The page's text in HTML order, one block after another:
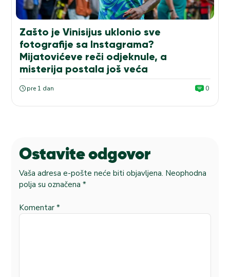
Zašto je Vinisijus uklonio sve
fotografije sa Instagrama?
Mijatovićeve reči odjeknule, a
misterija postala još veća
pre 1 dan 0
Ostavite odgovor
Vaša adresa e-pošte neće biti objavljena. Neophodna
polja su označena *
Komentar *